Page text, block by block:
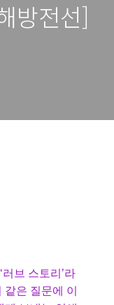
방전선]
브 스토리’라
은 질문에 이